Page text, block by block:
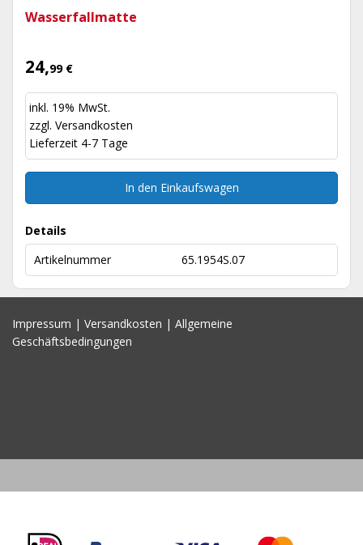
Wasserfallmatte
24,99 €
inkl. 19% MwSt.
zzgl. Versandkosten
Lieferzeit 4-7 Tage
In den Einkaufswagen
Details
Artikelnummer
65.1954S.07
Impressum | Versandkosten | Allgemeine
Geschäftsbedingungen